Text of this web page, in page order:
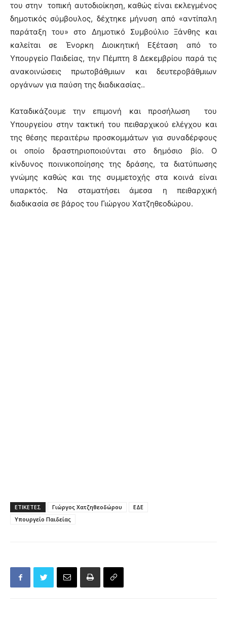
του στην τοπική αυτοδιοίκηση, καθώς είναι εκλεγμένος
δημοτικός σύμβουλος, δέχτηκε μήνυση από «αντίπαλη
παράταξη του» στο Δημοτικό Συμβούλιο Ξάνθης και
καλείται σε Ένορκη Διοικητική Εξέταση από το
Υπουργείο Παιδείας, την Πέμπτη 8 Δεκεμβρίου παρά τις
ανακοινώσεις πρωτοβάθμιων και δευτεροβάθμιων
οργάνων για παύση της διαδικασίας..
Καταδικάζουμε την επιμονή και προσήλωση του
Υπουργείου στην τακτική του πειθαρχικού ελέγχου και
της θέσης περαιτέρω προσκομμάτων για συναδέρφους
οι οποίο δραστηριοποιούνται στο δημόσιο βίο. Ο
κίνδυνος ποινικοποίησης της δράσης, τα διατύπωσης
γνώμης καθώς και της συμμετοχής στα κοινά είναι
υπαρκτός. Να σταματήσει άμεσα η πειθαρχική
διαδικασία σε βάρος του Γιώργου Χατζηθεοδώρου.
ΕΤΙΚΕΤΕΣ Γιώργος Χατζηθεοδώρου
ΕΔΕ
Υπουργείο Παιδείας